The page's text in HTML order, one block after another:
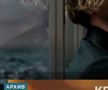
АРХИВ